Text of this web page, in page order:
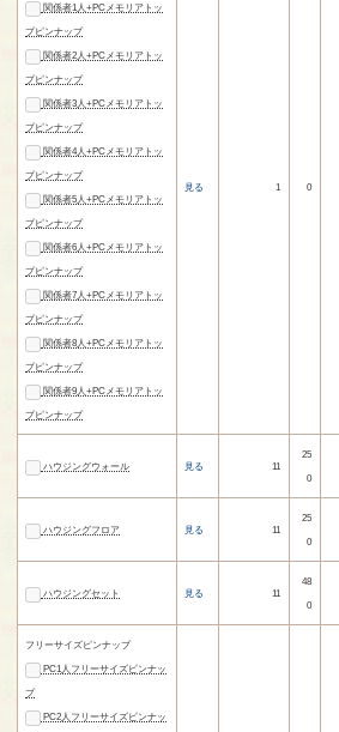
関係者1人+PCメモリアトッ
プピンナップ
関係者2人+PCメモリアトッ
プピンナップ
関係者3人+PCメモリアトッ
プピンナップ
関係者4人+PCメモリアトッ
プピンナップ
関係者5人+PCメモリアトッ
プピンナップ
関係者6人+PCメモリアトッ
プピンナップ
関係者7人+PCメモリアトッ
プピンナップ
関係者8人+PCメモリアトッ
プピンナップ
関係者9人+PCメモリアトッ
プピンナップ
見る 1 0
ハウジングウォール 見る 11
25
0
ハウジングフロア 見る 11
25
0
ハウジングセット 見る 11
48
0
フリーサイズピンナップ
PC1人フリーサイズピンナッ
プ
PC2人フリーサイズピンナッ